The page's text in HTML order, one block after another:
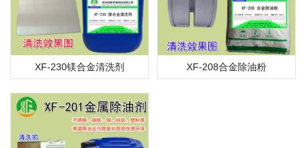
XF-230镁合金清洗剂 XF-208合金除油粉